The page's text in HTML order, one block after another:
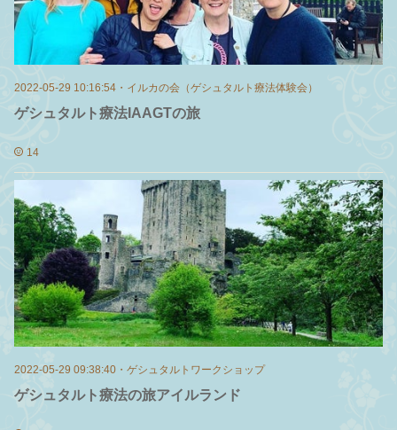
2022-05-29 10:16:54 ・ イルカの会（ゲシュタルト療法体験会）
ゲシュタルト療法IAAGTの旅
14
2022-05-29 09:38:40 ・ ゲシュタルトワークショップ
ゲシュタルト療法の旅アイルランド